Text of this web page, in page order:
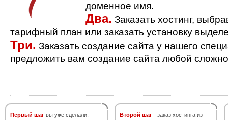
доменное имя.
Два. Заказать хостинг,
тарифный план или заказать установку
Три. Заказать создание сайта у нашего
предложить вам создание сайта любой
Первый шаг вы уже сделали,
Второй шаг - заказ хостинга из